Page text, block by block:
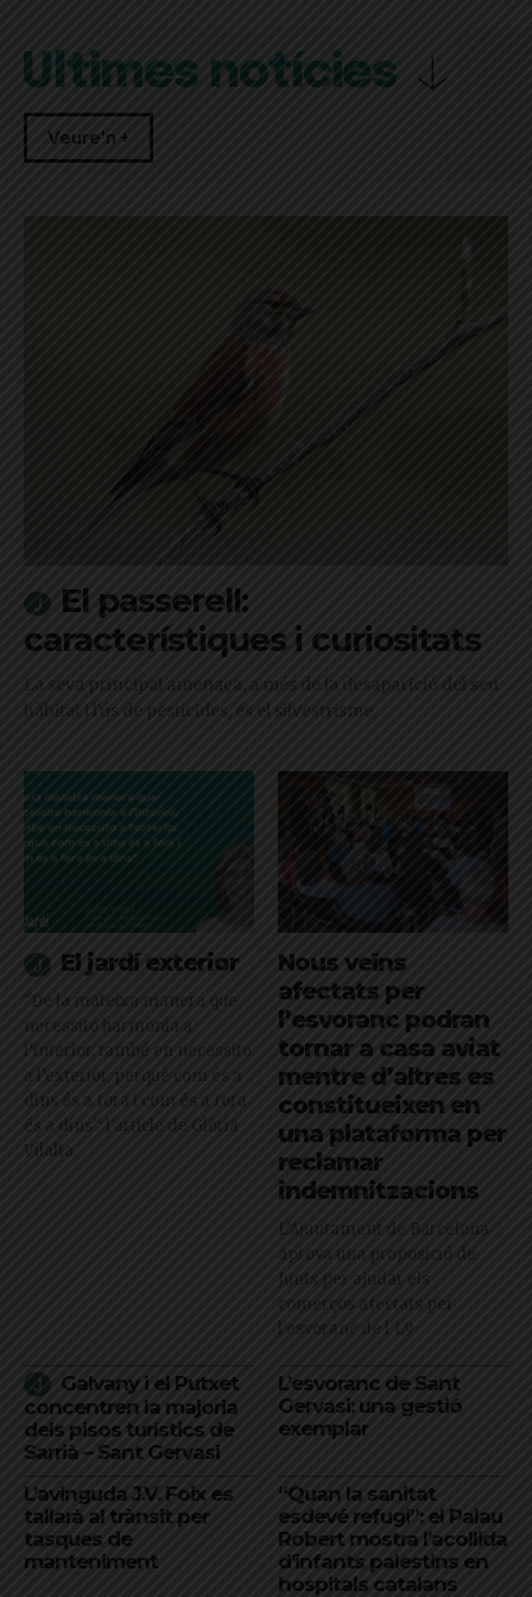
Últimes notícies
Veure'n +
El passerell:
característiques i curiositats
La seva principal amenaça, a més de la desaparició del seu
hàbitat i l'ús de pesticides, és el silvestrisme
El jardí exterior
"De la mateixa manera que
necessito harmonia a
l’interior, també en necessito
a l’exterior, perquè com és a
dins és a fora i com és a fora
és a dins": l'article de Glòria
Vilalta
Nous veïns
afectats per
l’esvoranc podran
tornar a casa aviat
mentre d’altres es
constitueixen en
una plataforma per
reclamar
indemnitzacions
L’Ajuntament de Barcelona
aprova una proposició de
Junts per ajudar els
comerços afectats per
l'esvoranc de l'L9
Galvany i el Putxet
concentren la majoria
dels pisos turístics de
Sarrià – Sant Gervasi
L’esvoranc de Sant
Gervasi: una gestió
exemplar
L’avinguda J.V. Foix es
tallarà al trànsit per
tasques de
manteniment
“Quan la sanitat
esdevé refugi”: el Palau
Robert mostra l’acollida
d’infants palestins en
hospitals catalans